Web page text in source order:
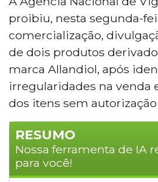
proibiu, nesta segunda-
comercialização,
de dois produtos
marca Allandiol, após
irregularidades na venda
dos itens sem
RESUMO
Nossa ferramenta de IA
para você!